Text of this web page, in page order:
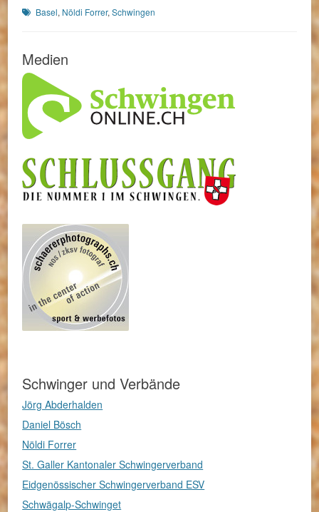
Schlagworte
Basel, Nöldi Forrer,Schwingen
Medien
Schwinger und Verbände
Jörg Abderhalden
Daniel Bösch
Nöldi Forrer
St. Galler Kantonaler Schwingerverband
Eidgenössischer Schwingerverband ESV
Schwägalp-Schwinget